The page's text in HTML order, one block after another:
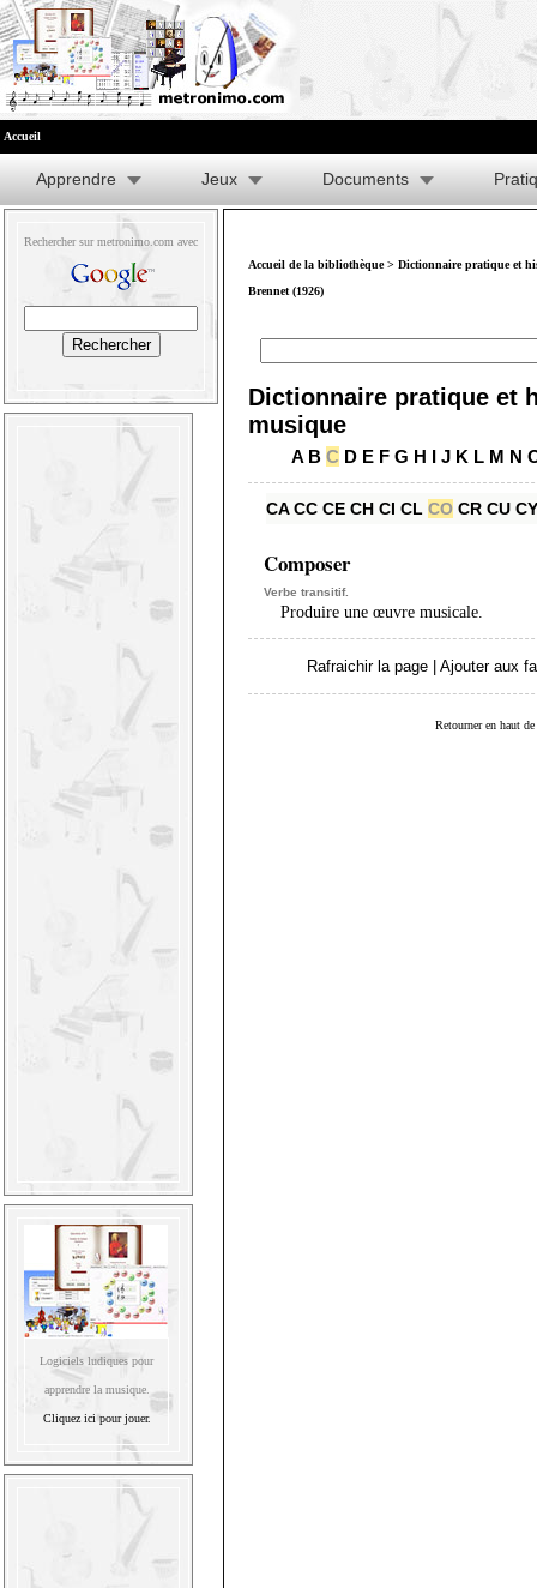
Accueil
Apprendre Jeux Documents
Rechercher sur metronimo.com avec
Logiciels ludiques pour
apprendre la musique.
Cliquez ici pour jouer.
Accueil de la bibliothèque> Dictionnaire pratique et
Brennet (1926)
Dictionnaire pratique et
musique
A B C D E F G H I J K L M N
CA CC CE CH CI CL CO CR CU CY
Composer
Verbe transitif.
Produire une œuvre musicale.
Rafraichir la page Ajouter aux
Retourner en haut de